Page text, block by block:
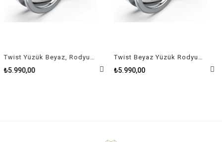
Twist Yüzük Beyaz, Rodyum kaplama Size 50
₺5.990,00
Twist Beyaz Yüzük Rodyum Kaplama Size 58
₺5.990,00